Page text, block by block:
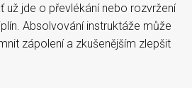
už jde o převlékání nebo rozvržení
Absolvování instruktáže může
zápolení a zkušenějším zlepšit